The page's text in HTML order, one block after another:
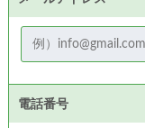
電話番号